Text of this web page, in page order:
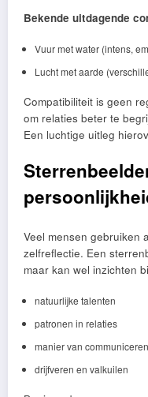
Bekende uitdagende
Vuur met water (intens,
Lucht met aarde
Compatibiliteit is geen
om relaties beter te
Een luchtige uitleg
Veel mensen gebruiken
zelfreflectie. Een
maar kan wel inzichten
natuurlijke talenten
patronen in relaties
manier van communiceren
drijfveren en valkuilen